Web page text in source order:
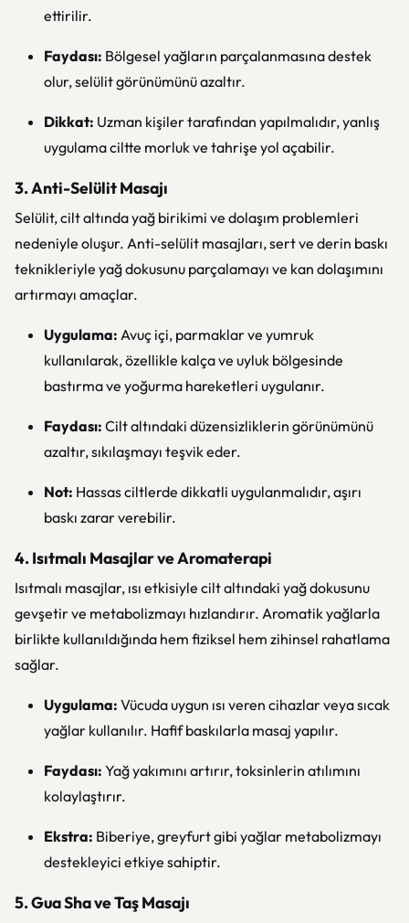
ettirilir.
Faydası: Bölgesel yağların parçalanmasına destek
olur, selülit görünümünü azaltır.
Dikkat: Uzman kişiler tarafından yapılmalıdır, yanlış
uygulama ciltte morluk ve tahrişe yol açabilir.
3. Anti-Selülit Masajı
Selülit, cilt altında yağ birikimi ve dolaşım problemleri
nedeniyle oluşur. Anti-selülit masajları, sert ve derin baskı
teknikleriyle yağ dokusunu parçalamayı ve kan dolaşımını
artırmayı amaçlar.
Uygulama: Avuç içi, parmaklar ve yumruk
kullanılarak, özellikle kalça ve uyluk bölgesinde
bastırma ve yoğurma hareketleri uygulanır.
Faydası: Cilt altındaki düzensizliklerin görünümünü
azaltır, sıkılaşmayı teşvik eder.
Not: Hassas ciltlerde dikkatli uygulanmalıdır, aşırı
baskı zarar verebilir.
4. Isıtmalı Masajlar ve Aromaterapi
Isıtmalı masajlar, ısı etkisiyle cilt altındaki yağ dokusunu
gevşetir ve metabolizmayı hızlandırır. Aromatik yağlarla
birlikte kullanıldığında hem fiziksel hem zihinsel rahatlama
sağlar.
Uygulama: Vücuda uygun ısı veren cihazlar veya sıcak
yağlar kullanılır. Hafif baskılarla masaj yapılır.
Faydası: Yağ yakımını artırır, toksinlerin atılımını
kolaylaştırır.
Ekstra: Biberiye, greyfurt gibi yağlar metabolizmayı
destekleyici etkiye sahiptir.
5. Gua Sha ve Taş Masajı